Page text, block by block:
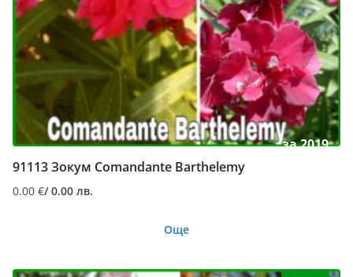
за 2019
91113 Зокум Comandante Barthelemy
0.00 €/ 0.00 лв.
Още